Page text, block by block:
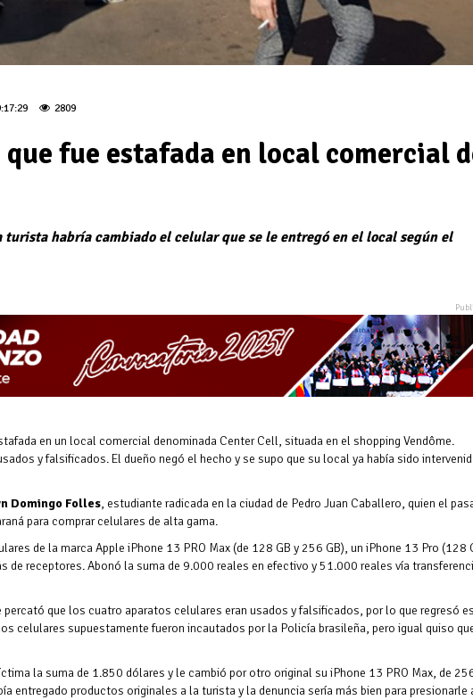
2809
fue estafada en local comercial
turista habría cambiado el celular que se le entregó en el local según el
en un local comercial denominada Center Cell, situada en el shopping Vendôme.
y falsificados. El dueño negó el hecho y se supo que su local ya había sido
Domingo Folles, estudiante radicada en la ciudad de Pedro Juan Caballero, quien el
para comprar celulares de alta gama.
de la marca Apple iPhone 13 PRO Max (de 128 GB y 256 GB), un iPhone 13 Pro (128
de receptores. Abonó la suma de 9.000 reales en efectivo y 51.000 reales vía
que los cuatro aparatos celulares eran usados y falsificados, por lo que regresó
celulares supuestamente fueron incautados por la Policía brasileña, pero igual quiso
la suma de 1.850 dólares y le cambió por otro original su iPhone 13 PRO Max, de
entregado productos originales a la turista y la denuncia sería más bien para presionarle